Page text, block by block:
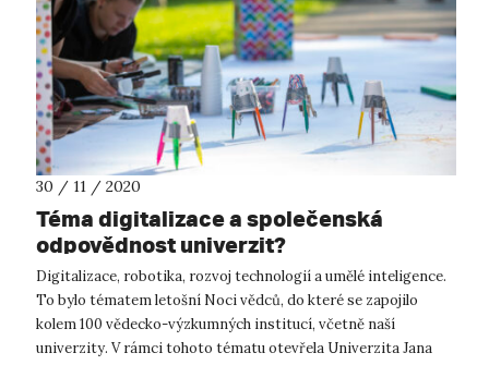
30 / 11 / 2020
Téma digitalizace a společenská
odpovědnost univerzit?
Digitalizace, robotika, rozvoj technologií a umělé inteligence.
To bylo tématem letošní Noci vědců, do které se zapojilo
kolem 100 vědecko-výzkumných institucí, včetně naší
univerzity. V rámci tohoto tématu otevřela Univerzita Jana